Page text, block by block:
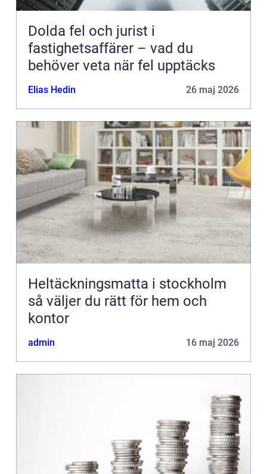
Dolda fel och jurist i
fastighetsaffärer – vad du
behöver veta när fel upptäcks
Elias Hedin 26 maj 2026
Heltäckningsmatta i stockholm
så väljer du rätt för hem och
kontor
admin 16 maj 2026